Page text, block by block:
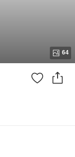
64